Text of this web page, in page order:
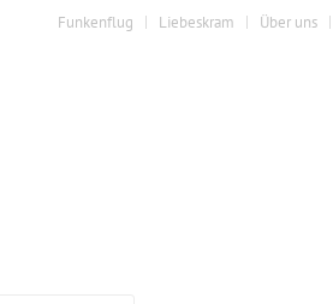
Funkenflug Liebeskram Über uns